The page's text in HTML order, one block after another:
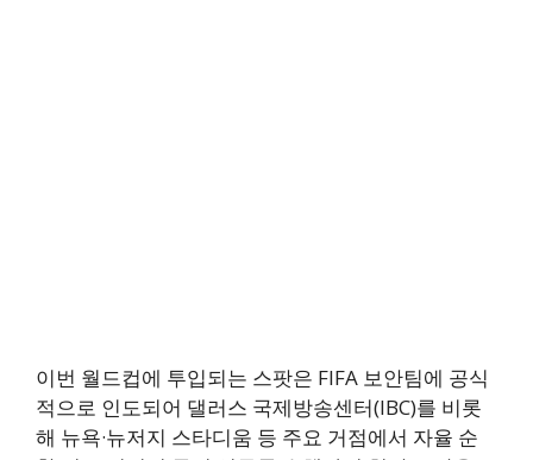
이번 월드컵에 투입되는 스팟은 FIFA 보안팀에 공식
적으로 인도되어 댈러스 국제방송센터(IBC)를 비롯
해 뉴욕·뉴저지 스타디움 등 주요 거점에서 자율 순